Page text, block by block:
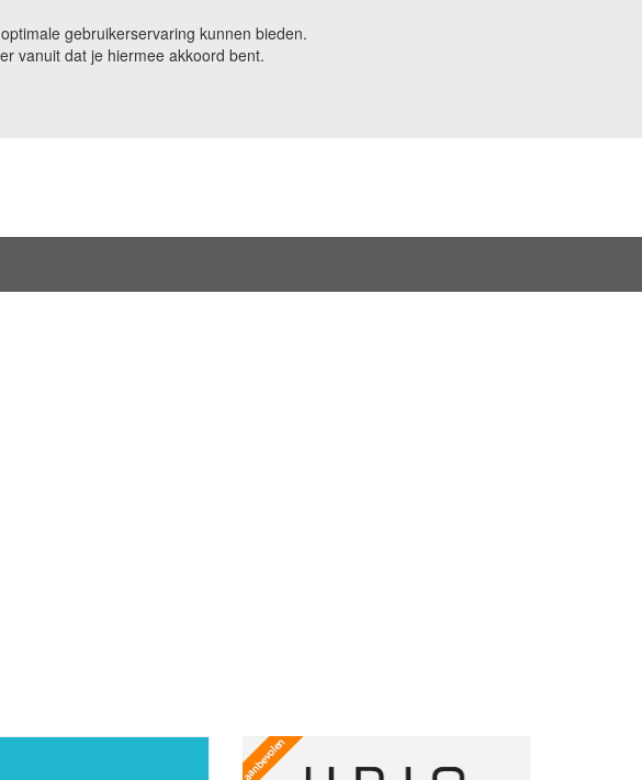
gebruikerservaring kunnen bieden.
vanuit dat je hiermee akkoord bent.